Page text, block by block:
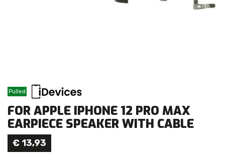
Pulled
FOR APPLE IPHONE 12 PRO MAX
EARPIECE SPEAKER WITH CABLE
€ 13,93